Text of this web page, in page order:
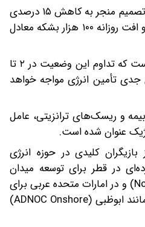
طبق آمارهای ارائه شده، این تصمیم منجر به کاهش ۱۵ درصدی
تولید بالادستی جهانی توتال و افت روزانه ۱۰۰ هزار بشکه معادل
مدیریت توتال هشدار داده است که تداوم این وضعیت در ۲ تا
جدی تأمین انرژی مواجه خواهد
و ریسک‌های ترانزیتی، عامل
عنوان شده است.
بازیگران کلیدی در حوزه انرژی
در قطر برای توسعه میدان
عظیم گنبد شمالی (North Field) و در امارات متحده عربی برای
میادین خشکی و فراساحلی مانند ابوظبی (ADNOC Onshore)